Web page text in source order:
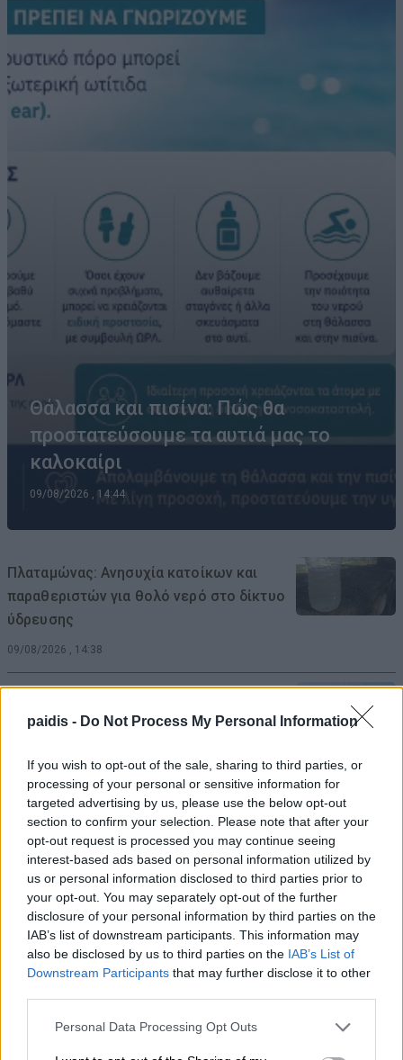
paidis - Do Not Process My Personal Information
If you wish to opt-out of the sale, sharing to third parties, or
processing of your personal or sensitive information for
targeted advertising by us, please use the below opt-out
section to confirm your selection. Please note that after your
opt-out request is processed you may continue seeing
interest-based ads based on personal information utilized by
us or personal information disclosed to third parties prior to
your opt-out. You may separately opt-out of the further
disclosure of your personal information by third parties on the
IAB’s list of downstream participants. This information may
also be disclosed by us to third parties on the IAB’s List of
Downstream Participants that may further disclose it to other
Personal Data Processing Opt Outs
Θάλασσα και πισίνα: Πώς θα
προστατεύσουμε τα αυτιά μας το
καλοκαίρι
09/08/2026 , 14:44
Πλαταμώνας: Ανησυχία κατοίκων και
παραθεριστών για θολό νερό στο δίκτυο
ύδρευσης
09/08/2026 , 14:38
νοσηλεύτρια, χτύπησε το κεφάλι της σε
09/08/2026 , 14:22
Πού θα γίνει η λαϊκή αγορά στα Φάρσαλα
λόγω της εμποροπανήγυρης
09/08/2026 , 14:11
Το ποτάμι του Αμαζονίου που «βράζει»
στους 86°C – Χωρίς να υπάρχει ηφαίστειο
κοντά του
09/08/2026 , 12:56